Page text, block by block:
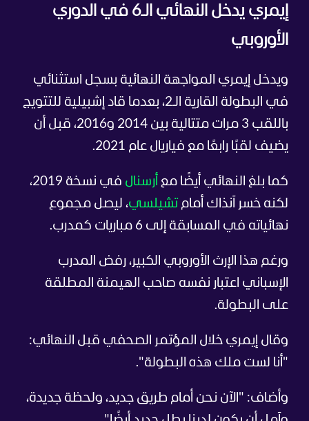
إيمري يدخل النهائي الـ6 في الدوري
الأوروبي
ويدخل إيمري المواجهة النهائية بسجل استثنائي
في البطولة القارية الـ2، بعدما قاد إشبيلية للتتويج
باللقب 3 مرات متتالية بين 2014 و2016، قبل أن
يضيف لقبًا رابعًا مع فياريال عام 2021.
كما بلغ النهائي أيضًا مع أرسنال
في نسخة 2019،
لكنه خسر آنذاك أمام تشيلسي، ليصل مجموع
نهائياته في المسابقة إلى 6 مباريات كمدرب.
ورغم هذا الإرث الأوروبي الكبير، رفض المدرب
الإسباني اعتبار نفسه صاحب الهيمنة المطلقة
على البطولة.
وقال إيمري خلال المؤتمر الصحفي قبل النهائي:
"أنا لست ملك هذه البطولة".
وأضاف: "الآن نحن أمام طريق جديد، ولحظة جديدة،